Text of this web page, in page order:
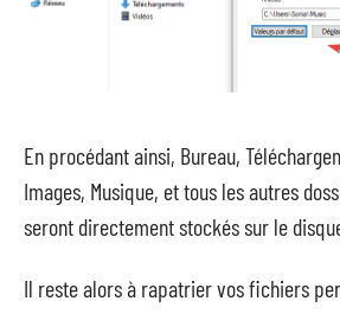
En procédant ainsi, Bureau,
Images, Musique, et tous les autres
seront directement stockés sur le
Il reste alors à rapatrier vos fichiers